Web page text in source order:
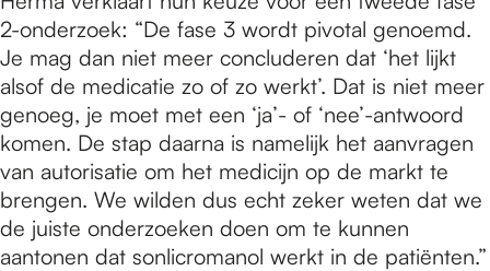
2-onderzoek: “De fase 3 wordt pivotal genoemd.
Je mag dan niet meer concluderen dat ‘het lijkt
alsof de medicatie zo of zo werkt’. Dat is niet meer
genoeg, je moet met een ‘ja’- of ‘nee’-antwoord
komen. De stap daarna is namelijk het aanvragen
van autorisatie om het medicijn op de markt te
brengen. We wilden dus echt zeker weten dat we
de juiste onderzoeken doen om te kunnen
aantonen dat sonlicromanol werkt in de patiënten.”